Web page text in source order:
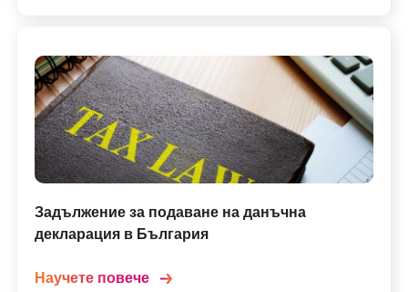
Задължение за подаване на данъчна
декларация в България
Научете повече